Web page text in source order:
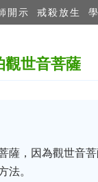
開示 戒殺放生
觀世音菩薩
薩，因為觀世音
法。